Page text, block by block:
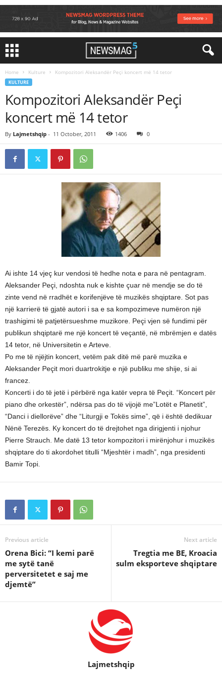
Home Kulture Kompozitori Aleksandër Peçi koncert më 14 tetor
KULTURE
Kompozitori Aleksandër Peçi
koncert më 14 tetor
By Lajmetshqip - 11 October, 2011 1406 0
Ai ishte 14 vjeç kur vendosi të hedhe nota e para në pentagram.
Aleksander Peçi, ndoshta nuk e kishte çuar në mendje se do të
zinte vend në rradhët e korifenjëve të muzikës shqiptare. Sot pas
një karrierë të gjatë autori i sa e sa kompozimeve numëron një
trashigimi të patjetërsueshme muzikore. Peçi vjen së fundimi për
publikun shqiptarë me një koncert të veçantë, në mbrëmjen e datës
14 tetor, në Universitetin e Arteve.
Po me të njëjtin koncert, vetëm pak ditë më parë muzika e
Aleksander Peçit mori duartrokitje e një publiku me shije, si ai
francez.
Koncerti i do të jetë i përbërë nga katër vepra të Peçit. “Koncert për
piano dhe orkestër”, ndërsa pas do të vijojë me”Lotët e Planetit”,
“Danci i diellorëve” dhe “Liturgji e Tokës sime”, që i është dedikuar
Nënë Terezës. Ky koncert do të drejtohet nga dirigjenti i njohur
Pierre Strauch. Me datë 13 tetor kompozitori i mirënjohur i muzikës
shqiptare do ti akordohet titulli “Mjeshtër i madh”, nga presidenti
Bamir Topi.
Previous article
Orena Bici: “I kemi parë
me sytë tanë
perversitetet e saj me
djemtë”
Next article
Tregtia me BE, Kroacia
sulm eksporteve shqiptare
Lajmetshqip